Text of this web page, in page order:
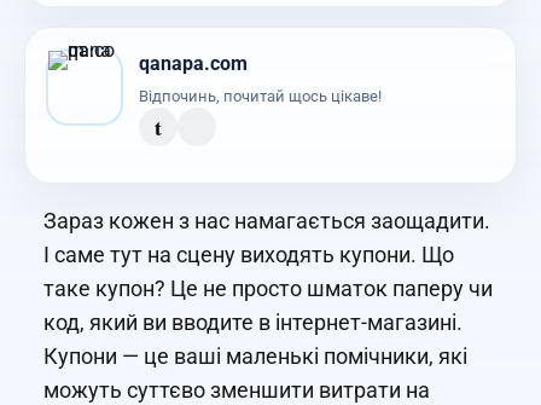
qanapa.com
Відпочинь, почитай щось цікаве!
t
Зараз кожен з нас намагається заощадити.
І саме тут на сцену виходять купони. Що
таке купон? Це не просто шматок паперу чи
код, який ви вводите в інтернет-магазині.
Купони — це ваші маленькі помічники, які
можуть суттєво зменшити витрати на